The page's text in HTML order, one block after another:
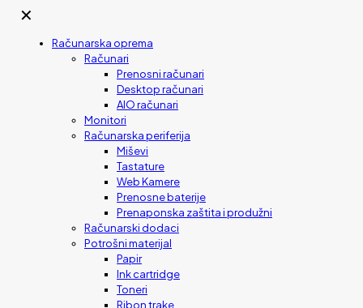
✕
Računarska oprema
Računari
Prenosni računari
Desktop računari
AIO računari
Monitori
Računarska periferija
Miševi
Tastature
Web Kamere
Prenosne baterije
Prenaponska zaštita i produžni
Računarski dodaci
Potrošni materijal
Papir
Ink cartridge
Toneri
Ribon trake